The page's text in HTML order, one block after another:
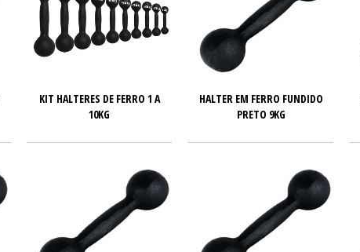
KIT HALTERES DE FERRO 1 A
10KG
HALTER EM FERRO FUNDIDO
PRETO 9KG